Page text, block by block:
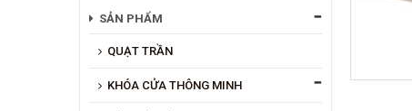
SẢN PHẨM
QUẠT TRẦN
KHÓA CỬA THÔNG MINH